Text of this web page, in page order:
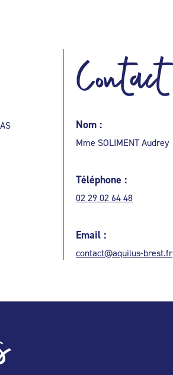
Contact
Nom :
Mme SOLIMENT Audrey
Téléphone :
02 29 02 64 48
Email :
contact@aquilus-brest.fr